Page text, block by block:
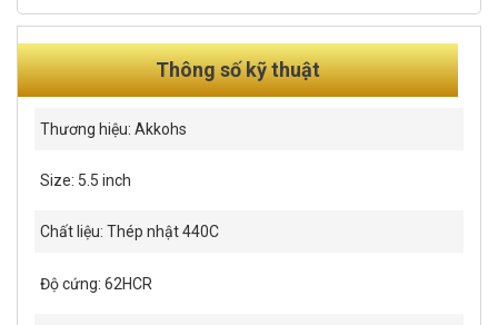
Thông số kỹ thuật
Thương hiệu: Akkohs
Size: 5.5 inch
Chất liệu: Thép nhật 440C
Độ cứng: 62HCR